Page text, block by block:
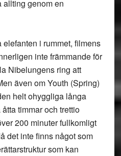
allting genom en
i rummet, filmens
inte främmande för
Nibelungens ring att
även om Youth (Spring)
helt ohyggliga långa
timmar och trettio
200 minuter fullkomligt
det inte finns något som
som kan